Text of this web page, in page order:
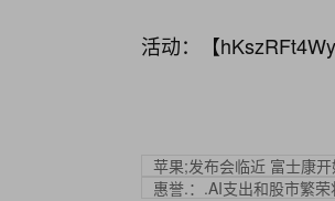
活动：【
苹果;发布会临近 富士康
惠誉.：.AI支出和股市繁